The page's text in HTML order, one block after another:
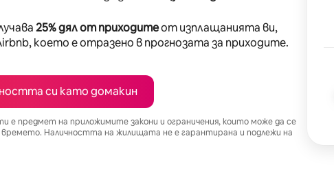
25% дял от приходитеот изплащанията ви,
което е отразено в прогнозата за приходите.
си като домакин
е предмет на приложимите закони и ограничения, които може да се
Наличността на жилищата не е гарантирана и подлежи на